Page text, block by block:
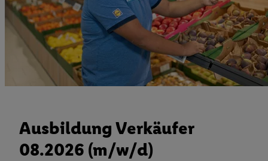
Ausbildung Verkäufer
08.2026 (m/w/d)